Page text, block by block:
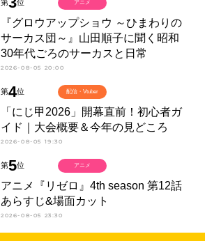
第 位
『グロウアップショウ ～ひまわりの
サーカス団～』山田順子に聞く昭和
30年代ごろのサーカスと日常
2026-08-05 20:00
アニメ
第4位
「にじ甲2026」開幕直前！初心者ガ
イド｜大会概要＆今年の見どころ
2026-08-05 19:30
配信・Vtuber
第5位
アニメ『リゼロ』4th season 第12話
あらすじ&場面カット
2026-08-05 23:30
アニメ